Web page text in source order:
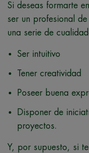
Si deseas formarte
ser un profesional
una serie de
Ser intuitivo
Tener creatividad
Poseer buena
Disponer de
proyectos.
Y, por supuesto, si